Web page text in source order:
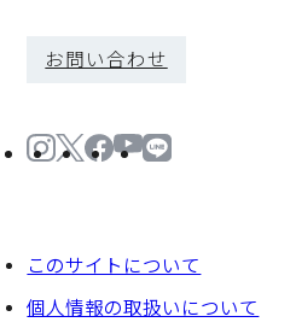
お問い合わせ
このサイトについて
個⼈情報の取扱いについて